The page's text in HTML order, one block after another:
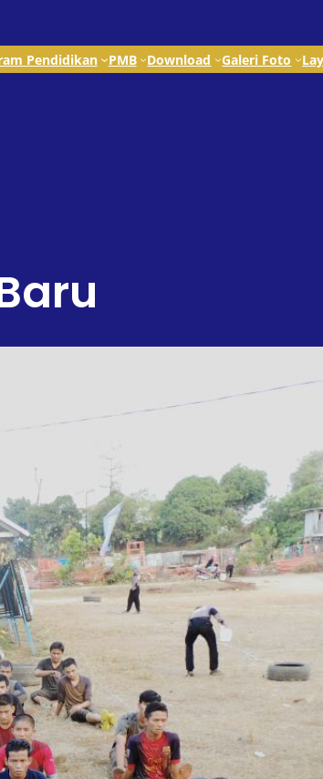
Pendidikan PMB Download Galeri Foto